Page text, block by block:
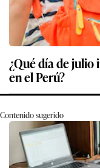
¿Qué día de julio
en el Perú?
Contenido sugerido